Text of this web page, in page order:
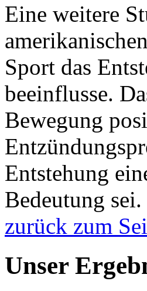
Eine weitere
Sport das
beeinflusse.
Bewegung
Entstehung
Bedeutung sei.
zurück zum
Unser